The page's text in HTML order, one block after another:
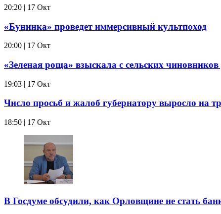
20:20 | 17 Окт
«Бунинка» проведет иммерсивный культпоход
20:00 | 17 Окт
«Зеленая роща» взыскала с сельских
19:03 | 17 Окт
Число просьб и жалоб губернатору выросло на
18:50 | 17 Окт
В Госдуме обсудили, как Орловщине не стать